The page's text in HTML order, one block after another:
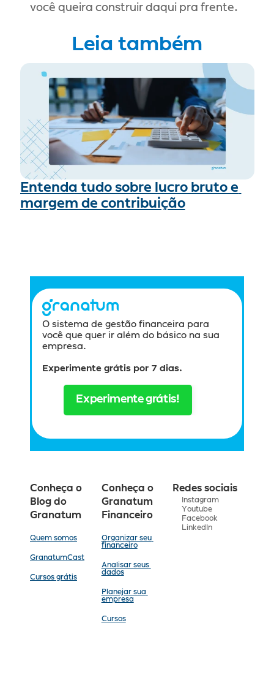
você queira construir daqui pra frente.
Leia também
Entenda tudo sobre lucro bruto e
margem de contribuição
O sistema de gestão financeira para
você que quer ir além do básico na sua
empresa.
Experimente grátis por 7 dias.
Experimente grátis!
Conheça o
Blog do
Granatum
Quem somos
GranatumCast
Cursos grátis
Conheça o
Granatum
Financeiro
Organizar seu
financeiro
Analisar seus
dados
Planejar sua
empresa
Cursos
Redes sociais
Instagram
Youtube
Facebook
LinkedIn